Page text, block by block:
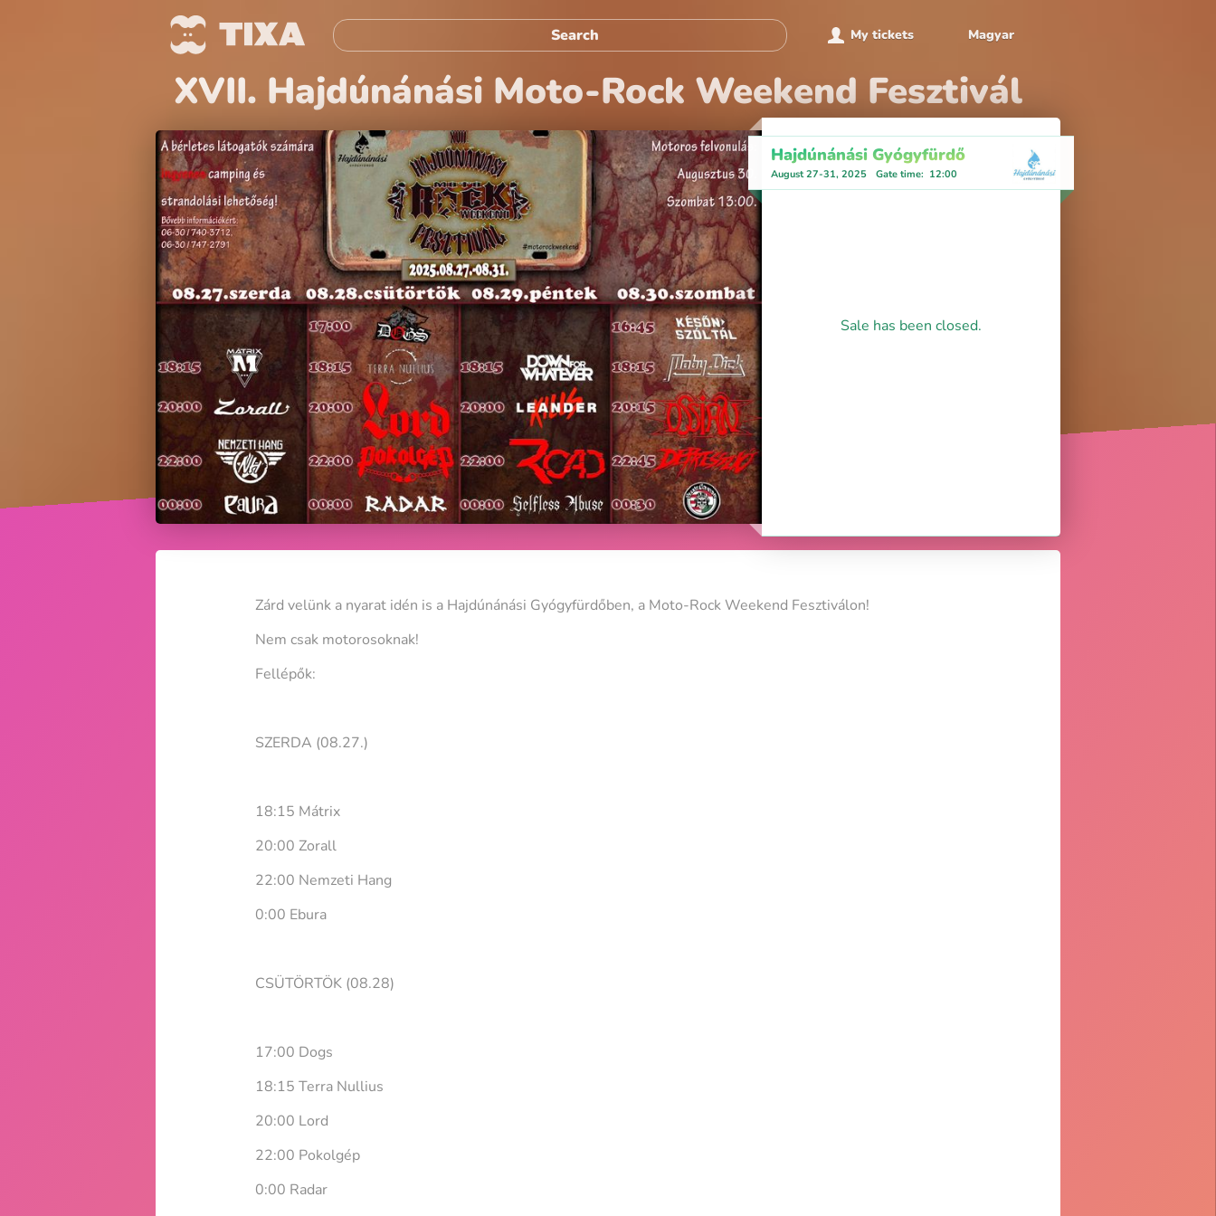
My tickets Magyar
XVII. Hajdúnánási Moto-Rock Weekend Fesztivál
Hajdúnánási Gyógyfürdő
August 27-31, 2025 Gate time: 12:00
Sale has been closed.
Zárd velünk a nyarat idén is a Hajdúnánási Gyógyfürdőben, a Moto-Rock Weekend Fesztiválon!
Nem csak motorosoknak!
Fellépők:
SZERDA (08.27.)
18:15 Mátrix
20:00 Zorall
22:00 Nemzeti Hang
0:00 Ebura
CSÜTÖRTÖK (08.28)
17:00 Dogs
18:15 Terra Nullius
20:00 Lord
22:00 Pokolgép
0:00 Radar